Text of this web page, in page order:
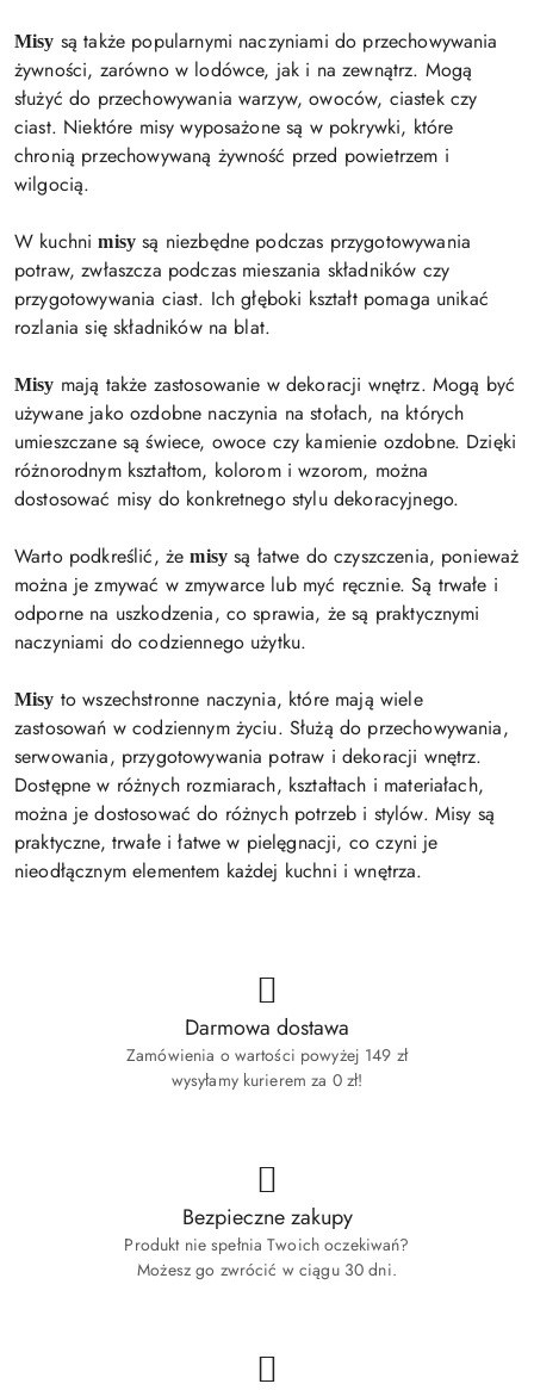
Misy są także popularnymi naczyniami do przechowywania
żywności, zarówno w lodówce, jak i na zewnątrz. Mogą
służyć do przechowywania warzyw, owoców, ciastek czy
ciast. Niektóre misy wyposażone są w pokrywki, które
chronią przechowywaną żywność przed powietrzem i
wilgocią.
W kuchnimisy są niezbędne podczas przygotowywania
potraw, zwłaszcza podczas mieszania składników czy
przygotowywania ciast. Ich głęboki kształt pomaga unikać
rozlania się składników na blat.
Misy mają także zastosowanie w dekoracji wnętrz. Mogą być
używane jako ozdobne naczynia na stołach, na których
umieszczane są świece, owoce czy kamienie ozdobne. Dzięki
różnorodnym kształtom, kolorom i wzorom, można
dostosować misy do konkretnego stylu dekoracyjnego.
Warto podkreślić, żemisy są łatwe do czyszczenia, ponieważ
można je zmywać w zmywarce lub myć ręcznie. Są trwałe i
odporne na uszkodzenia, co sprawia, że są praktycznymi
naczyniami do codziennego użytku.
Misy to wszechstronne naczynia, które mają wiele
zastosowań w codziennym życiu. Służą do przechowywania,
serwowania, przygotowywania potraw i dekoracji wnętrz.
Dostępne w różnych rozmiarach, kształtach i materiałach,
można je dostosować do różnych potrzeb i stylów. Misy są
praktyczne, trwałe i łatwe w pielęgnacji, co czyni je
nieodłącznym elementem każdej kuchni i wnętrza.
Darmowa dostawa
Zamówienia o wartości powyżej 149 zł
wysyłamy kurierem za 0 zł!
Bezpieczne zakupy
Produkt nie spełnia Twoich oczekiwań?
Możesz go zwrócić w ciągu 30 dni.